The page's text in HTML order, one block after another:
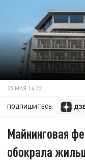
25 МАЯ 14:22
ПОДПИШИТЕСЬ:
Майнинговая
обокрала